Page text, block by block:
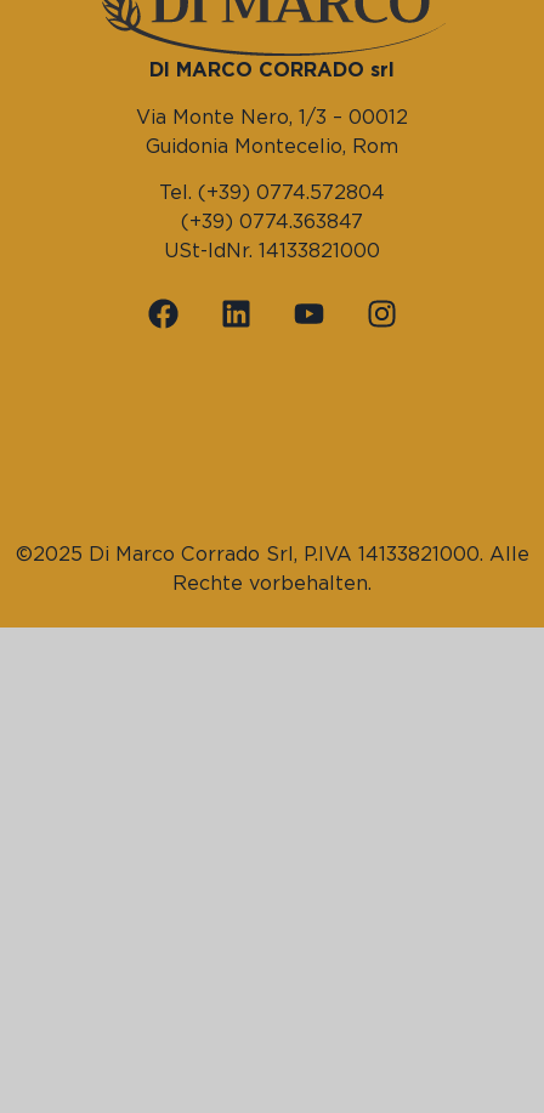
DI MARCO CORRADO srl
Via Monte Nero, 1/3 – 00012
Guidonia Montecelio, Rom
Tel. (+39) 0774.572804
(+39) 0774.363847
USt-IdNr. 14133821000
©2025 Di Marco Corrado Srl, P.IVA 14133821000. Alle
Rechte vorbehalten.